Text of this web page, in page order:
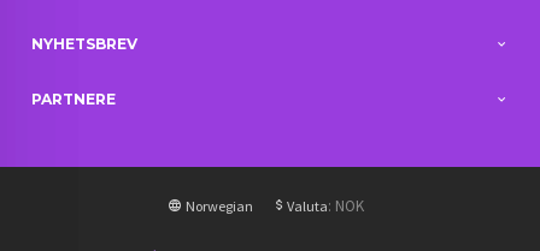
NYHETSBREV
PARTNERE
Norwegian Valuta: NOK